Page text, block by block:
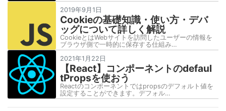
2019年9月1日
Cookieの基礎知識・使い方・デバ
ッグについて詳しく解説
CookieとはWebサイトを訪問したユーザーの情報を
ブラウザ側で一時的に保存する仕組み…
2021年1月22日
【React】コンポーネントのdefaul
tPropsを使おう
Reactのコンポーネントではpropsのデフォルト値を
設定することができます。デフォル…